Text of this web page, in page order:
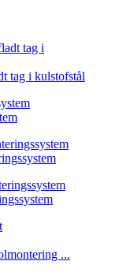
tag i kulstofstål
...